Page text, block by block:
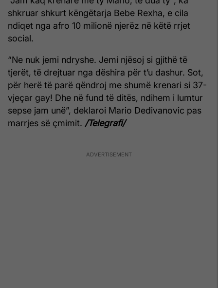
shkruar shkurt këngëtarja Bebe Rexha, e cila
ndiqet nga afro 10 milionë njerëz në këtë rrjet
social.
“Ne nuk jemi ndryshe. Jemi njësoj si gjithë të
tjerët, të drejtuar nga dëshira për t’u dashur. Sot,
për herë të parë qëndroj me shumë krenari si 37-
vjeçar gay! Dhe në fund të ditës, ndihem i lumtur
sepse jam unë”, deklaroi Mario Dedivanovic pas
marrjes së çmimit. /Telegrafi/